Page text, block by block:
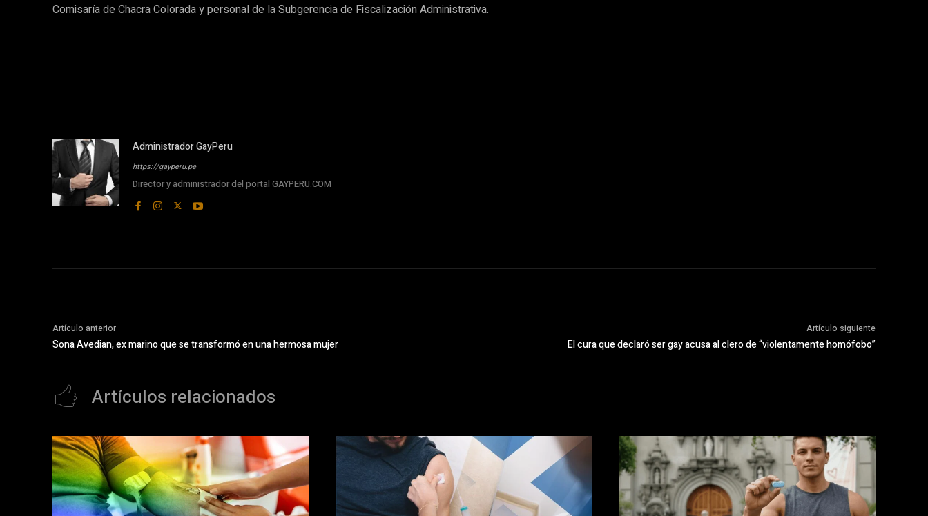
Comisaría de Chacra Colorada y personal de la Subgerencia de Fiscalización Administrativa.
Administrador GayPeru
https://gayperu.pe
Director y administrador del portal GAYPERU.COM
Artículo anterior
Sona Avedian, ex marino que se transformó en una hermosa mujer
Artículo siguiente
El cura que declaró ser gay acusa al clero de “violentamente homófobo”
Artículos relacionados